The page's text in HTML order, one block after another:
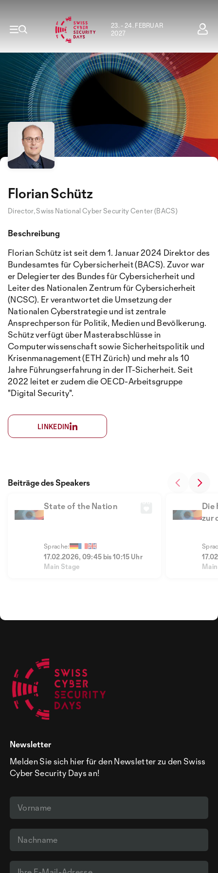
23. - 24. FEBRUAR
2027
Florian Schütz
Director, Swiss National Cyber Security Center (BACS)
Beschreibung
Florian Schütz ist seit dem 1. Januar 2024 Direktor des
Bundesamtes für Cybersicherheit (BACS). Zuvor war
er Delegierter des Bundes für Cybersicherheit und
Leiter des Nationalen Zentrum für Cybersicherheit
(NCSC). Er verantwortet die Umsetzung der
Nationalen Cyberstrategie und ist zentrale
Ansprechperson für Politik, Medien und Bevölkerung.
Schütz verfügt über Masterabschlüsse in
Computerwissenschaft sowie Sicherheitspolitik und
Krisenmanagement (ETH Zürich) und mehr als 10
Jahre Führungserfahrung in der IT-Sicherheit. Seit
2022 leitet er zudem die OECD-Arbeitsgruppe
"Digital Security".
LINKEDIN
State of the Nation
Sprache:
17.02.2026, 09:45 bis 10:15 Uhr
Main Stage
Die
zur
Beiträge des Speakers
Newsletter
Melden Sie sich hier für den Newsletter zu den Swiss
Cyber Security Days an!